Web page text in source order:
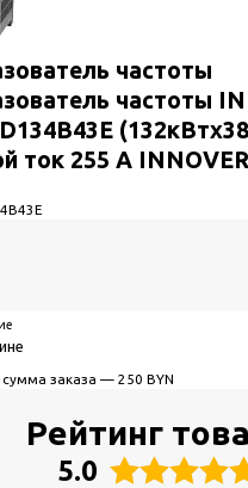
частоты
частоты
ток 255 А
заказа — 250 BYN
Рейтинг
5.0